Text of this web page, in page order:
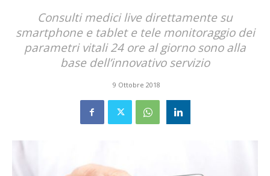
Consulti medici live direttamente su
smartphone e tablet e tele monitoraggio dei
parametri vitali 24 ore al giorno sono alla
base dell’innovativo servizio
9 Ottobre 2018